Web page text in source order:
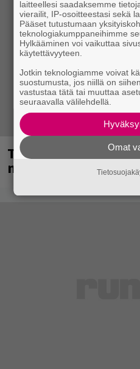
Tampereella
nämä artistit
laitteellesi saadaksemme
vierailit, IP-osoitteestasi sekä
Pääset tutustumaan
teknologiakumppaneihimme
Hylkääminen voi vaikuttaa
käytettävyyteen.
Jotkin teknologiamme voivat
suostumusta, jos niillä on
vastustaa tätä tai muuttaa
seuraavalla välilehdellä.
Omat